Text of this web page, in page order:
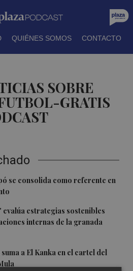
QUIÉNES SOMOS CONTACTO
SOBRE
GRATIS
se consolida como referente en
estrategias sostenibles
internas de la granada
a El Kanka en el cartel del